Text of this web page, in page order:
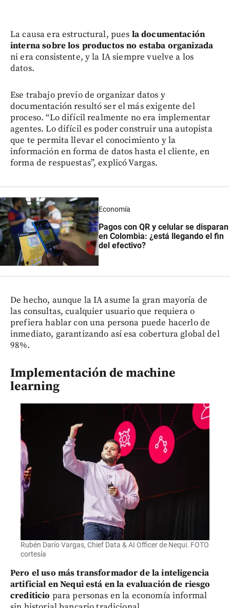
La causa era estructural, pues la documentación
interna sobre los productos no estaba organizada
ni era consistente, y la IA siempre vuelve a los
datos.
Ese trabajo previo de organizar datos y
documentación resultó ser el más exigente del
proceso. “Lo difícil realmente no era implementar
agentes. Lo difícil es poder construir una autopista
que te permita llevar el conocimiento y la
información en forma de datos hasta el cliente, en
forma de respuestas”, explicó Vargas.
Economía
Pagos con QR y celular se disparan
en Colombia: ¿está llegando el fin
del efectivo?
De hecho, aunque la IA asume la gran mayoría de
las consultas, cualquier usuario que requiera o
prefiera hablar con una persona puede hacerlo de
inmediato, garantizando así esa cobertura global del
98%.
Implementación de machine
learning
Rubén Darío Vargas, Chief Data & AI Officer de Nequi. FOTO
cortesía
Pero el uso más transformador de la inteligencia
artificial en Nequi está en la evaluación de riesgo
crediticio para personas en la economía informal